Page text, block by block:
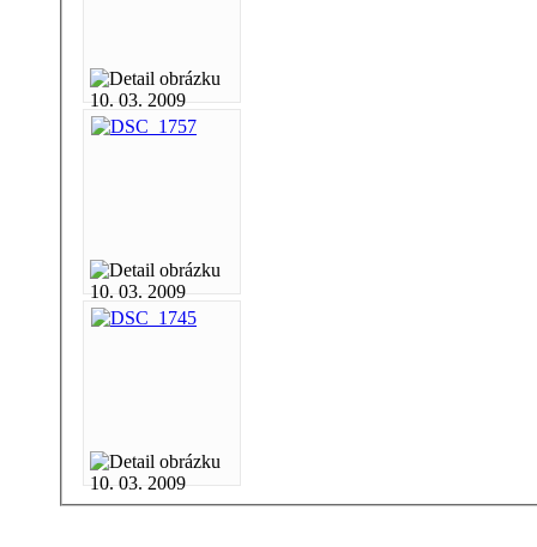
10. 03. 2009
10. 03. 2009
10. 03. 2009